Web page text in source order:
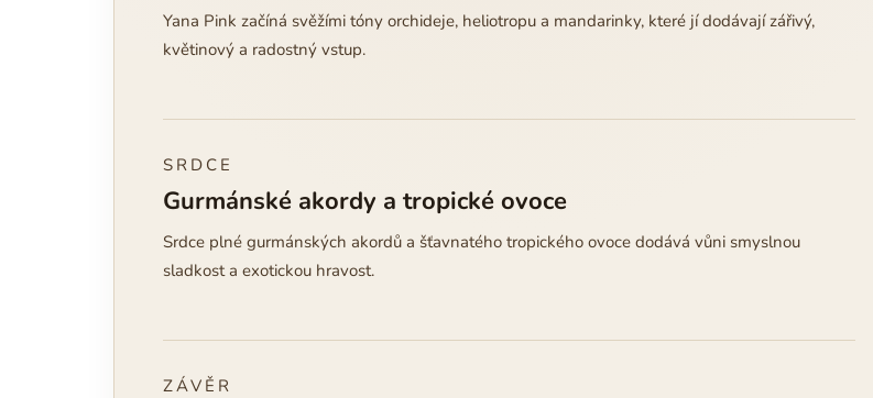
Yana Pink začíná svěžími tóny orchideje, heliotropu a mandarinky, které jí dodávají zářivý,
květinový a radostný vstup.
SRDCE
Gurmánské akordy a tropické ovoce
Srdce plné gurmánských akordů a šťavnatého tropického ovoce dodává vůni smyslnou
sladkost a exotickou hravost.
ZÁVĚR